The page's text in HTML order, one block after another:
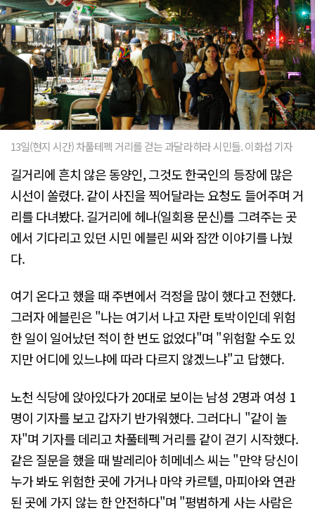
13일(현지 시간) 차풀테펙 거리를 걷는 과달라하라 시민들. 이화섭 기자
길거리에 흔치 않은 동양인, 그것도 한국인의 등장에 많은
시선이 쏠렸다. 같이 사진을 찍어달라는 요청도 들어주며 거
리를 다녀봤다. 길거리에 헤나(일회용 문신)를 그려주는 곳
에서 기다리고 있던 시민 에블린 씨와 잠깐 이야기를 나눴
다.
여기 온다고 했을 때 주변에서 걱정을 많이 했다고 전했다.
그러자 에블린은 "나는 여기서 나고 자란 토박이인데 위험
한 일이 일어났던 적이 한 번도 없었다"며 "위험할 수도 있
지만 어디에 있느냐에 따라 다르지 않겠느냐"고 답했다.
노천 식당에 앉아있다가 20대로 보이는 남성 2명과 여성 1
명이 기자를 보고 갑자기 반가워했다. 그러다니 "같이 놀
자"며 기자를 데리고 차풀테펙 거리를 같이 걷기 시작했다.
같은 질문을 했을 때 발레리아 히메네스 씨는 "만약 당신이
누가 봐도 위험한 곳에 가거나 마약 카르텔, 마피아와 연관
된 곳에 가지 않는 한 안전하다"며 "평범하게 사는 사람은